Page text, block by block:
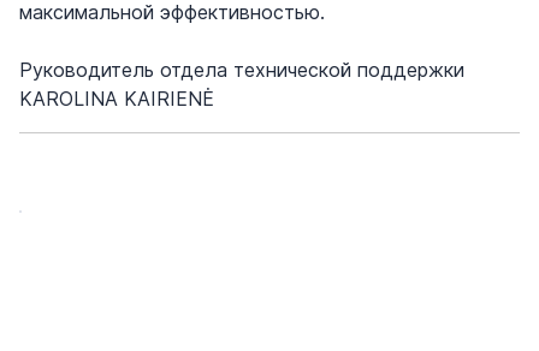
максимальной эффективностью.
Руководитель отдела технической поддержки
KAROLINA KAIRIENĖ